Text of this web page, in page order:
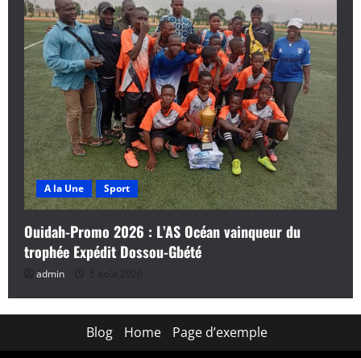
A la Une Sport
Ouidah-Promo 2026 : L’AS Océan vainqueur du
trophée Expédit Dossou-Gbété
admin 5 août 2026
Blog Home Page d’exemple